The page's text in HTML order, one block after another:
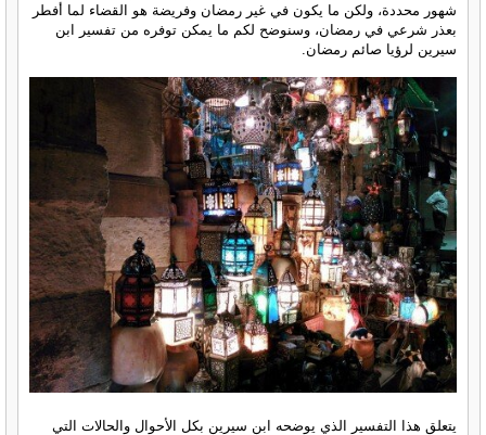
شهور محددة، ولكن ما يكون في غير رمضان وفريضة هو القضاء لما أفطر
بعذر شرعي في رمضان، وسنوضح لكم ما يمكن توفره من تفسير ابن
سيرين لرؤيا صائم رمضان.
يتعلق هذا التفسير الذي يوضحه ابن سيرين بكل الأحوال والحالات التي